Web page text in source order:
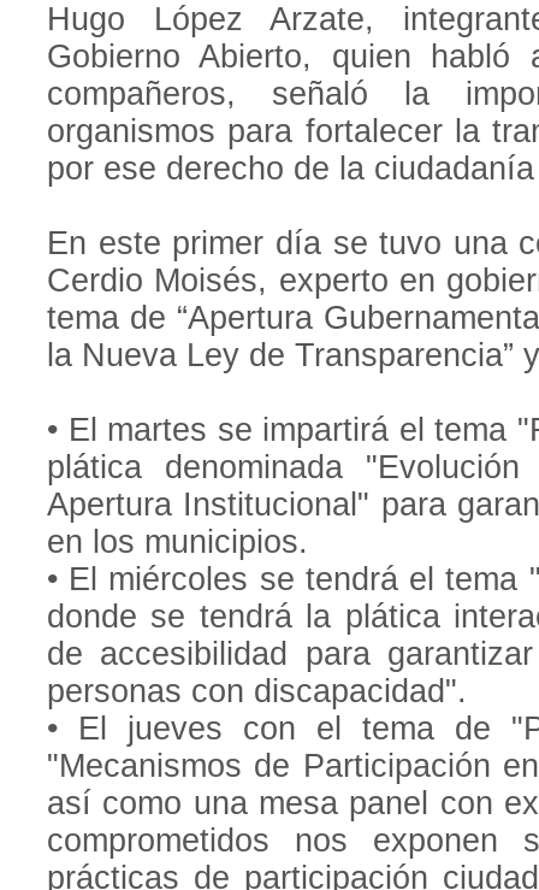
Hugo López Arzate,
Gobierno Abierto, quien habló
compañeros, señaló la
organismos para fortalecer la
por ese derecho de la ciudadanía
En este primer día se tuvo una
Cerdio Moisés, experto en
tema de “Apertura
la Nueva Ley de Transparencia”
• El martes se impartirá el tema
plática denominada
Apertura Institucional" para
en los municipios.
• El miércoles se tendrá el tema
donde se tendrá la plática
de accesibilidad para
personas con discapacidad".
• El jueves con el tema de
"Mecanismos de Participación
así como una mesa panel con
comprometidos nos exponen
prácticas de participación